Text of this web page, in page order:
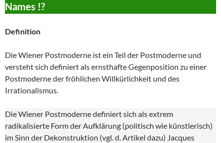
Names !?
Definition
Die Wiener Postmoderne ist ein Teil der Postmoderne und
versteht sich definiert als ernsthafte Gegenposition zu einer
Postmoderne der fröhlichen Willkürlichkeit und des
Irrationalismus.
Die Wiener Postmoderne definiert sich als extrem
radikalisierte Form der Aufklärung (politisch wie künstlerisch)
im Sinn der Dekonstruktion (vgl. d. Artikel dazu) Jacques